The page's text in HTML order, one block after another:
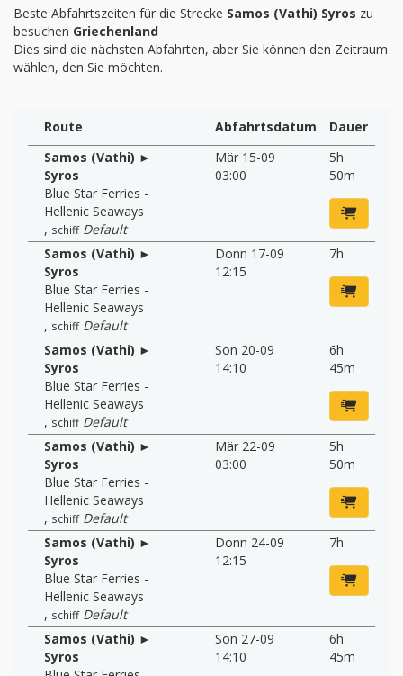
Beste Abfahrtszeiten für die Strecke Samos (Vathi) Syros zu
besuchen Griechenland
Dies sind die nächsten Abfahrten, aber Sie können den Zeitraum
wählen, den Sie möchten.
Route Abfahrtsdatum
Dauer
Samos (Vathi) ►
Syros
Blue Star Ferries -
Hellenic Seaways
, schiff Default
Mär 15-09
03:00
5h
50m
Samos (Vathi) ►
Syros
Blue Star Ferries -
Hellenic Seaways
, schiff Default
Donn 17-09
12:15
7h
Samos (Vathi) ►
Syros
Blue Star Ferries -
Hellenic Seaways
, schiff Default
Son 20-09
14:10
6h
45m
Samos (Vathi) ►
Syros
Blue Star Ferries -
Hellenic Seaways
, schiff Default
Mär 22-09
03:00
5h
50m
Samos (Vathi) ►
Syros
Blue Star Ferries -
Hellenic Seaways
, schiff Default
Donn 24-09
12:15
7h
Samos (Vathi) ►
Syros
Son 27-09
14:10
6h
45m